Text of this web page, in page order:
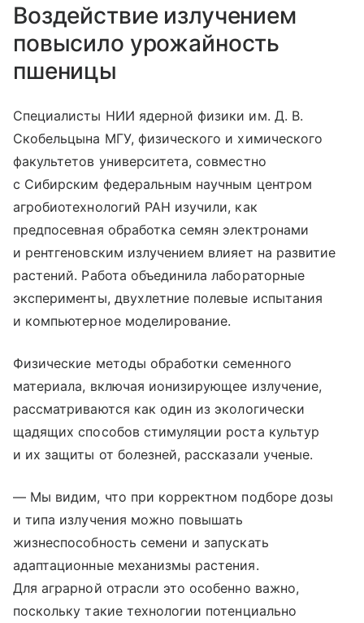
Воздействие излучением
повысило урожайность
пшеницы
Специалисты НИИ ядерной физики им. Д. В.
Скобельцына МГУ, физического и химического
факультетов университета, совместно
с Сибирским федеральным научным центром
агробиотехнологий РАН изучили, как
предпосевная обработка семян электронами
и рентгеновским излучением влияет на развитие
растений. Работа объединила лабораторные
эксперименты, двухлетние полевые испытания
и компьютерное моделирование.
Физические методы обработки семенного
материала, включая ионизирующее излучение,
рассматриваются как один из экологически
щадящих способов стимуляции роста культур
и их защиты от болезней, рассказали ученые.
— Мы видим, что при корректном подборе дозы
и типа излучения можно повышать
жизнеспособность семени и запускать
адаптационные механизмы растения.
Для аграрной отрасли это особенно важно,
поскольку такие технологии потенциально